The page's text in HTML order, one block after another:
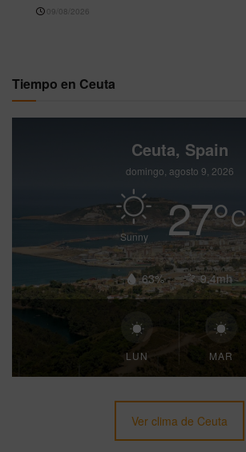
09/08/2026
Tiempo en Ceuta
Ceuta, Spain
domingo, agosto 9, 2026
Sunny 27°C
63% 9.4mh
LUN MAR
Ver clima de Ceuta